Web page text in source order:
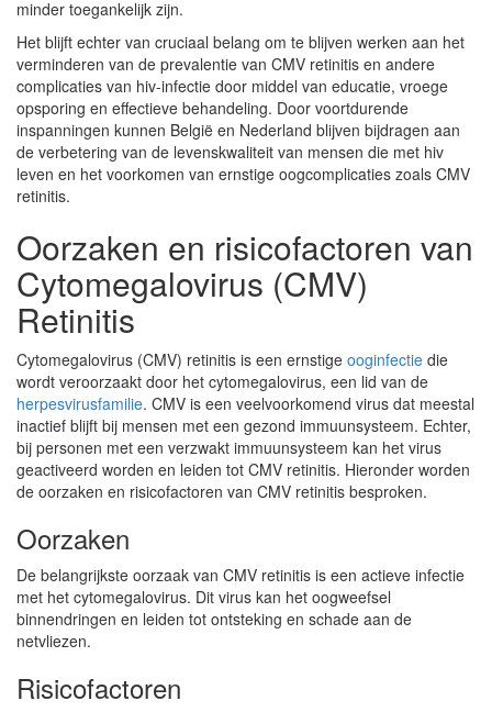
minder toegankelijk zijn.
Het blijft echter van cruciaal belang om te blijven werken aan het
verminderen van de prevalentie van CMV retinitis en andere
complicaties van hiv-infectie door middel van educatie, vroege
opsporing en effectieve behandeling. Door voortdurende
inspanningen kunnen België en Nederland blijven bijdragen aan
de verbetering van de levenskwaliteit van mensen die met hiv
leven en het voorkomen van ernstige oogcomplicaties zoals CMV
retinitis.
Oorzaken en risicofactoren van
Cytomegalovirus (CMV)
Retinitis
Cytomegalovirus (CMV) retinitis is een ernstige ooginfectie die
wordt veroorzaakt door het cytomegalovirus, een lid van de
herpesvirusfamilie. CMV is een veelvoorkomend virus dat meestal
inactief blijft bij mensen met een gezond immuunsysteem. Echter,
bij personen met een verzwakt immuunsysteem kan het virus
geactiveerd worden en leiden tot CMV retinitis. Hieronder worden
de oorzaken en risicofactoren van CMV retinitis besproken.
Oorzaken
De belangrijkste oorzaak van CMV retinitis is een actieve infectie
met het cytomegalovirus. Dit virus kan het oogweefsel
binnendringen en leiden tot ontsteking en schade aan de
netvliezen.
Risicofactoren